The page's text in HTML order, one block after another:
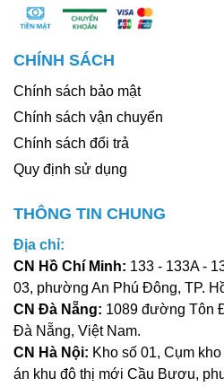
CHÍNH SÁCH
Chính sách bảo mật
Chính sách vận chuyển
Chính sách đổi trả
Quy định sử dụng
THÔNG TIN CHUNG
Địa chỉ:
CN Hồ Chí Minh: 133 - 133A -
03, phường An Phú Đông, TP.
CN Đà Nẵng: 1089 đường Tôn
Đà Nẵng, Việt Nam.
CN Hà Nội: Kho số 01, Cụm
án khu đô thị mới Cầu Bươu,